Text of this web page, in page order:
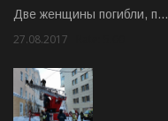
Две женщины погибли, п…
27.08.2017